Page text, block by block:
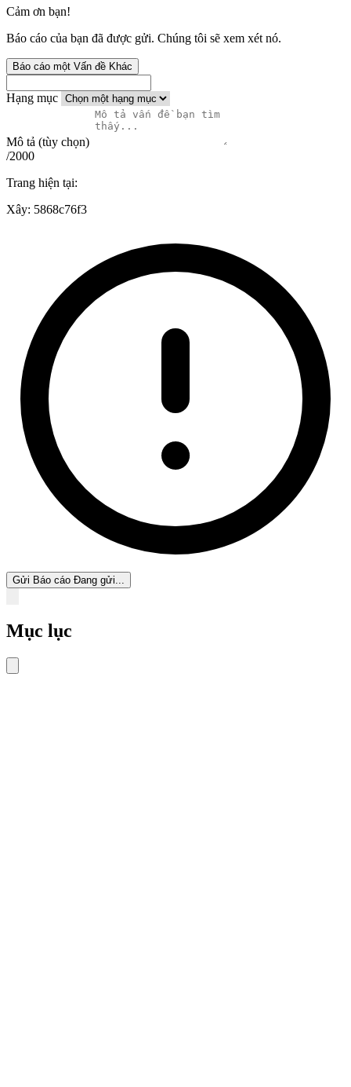
Cảm ơn bạn!
Báo cáo của bạn đã được gửi. Chúng tôi sẽ xem xét nó.
Báo cáo một Vấn đề Khác
Hạng mục
Mô tả (tùy chọn)
/2000
Trang hiện tại:
Xây: 5868c76f3
Gửi Báo cáo Đang gửi...
Mục lục